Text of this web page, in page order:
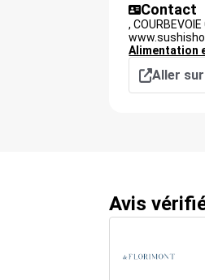
Contact
, COURBEVOIE
Alimentation
Aller
Avis